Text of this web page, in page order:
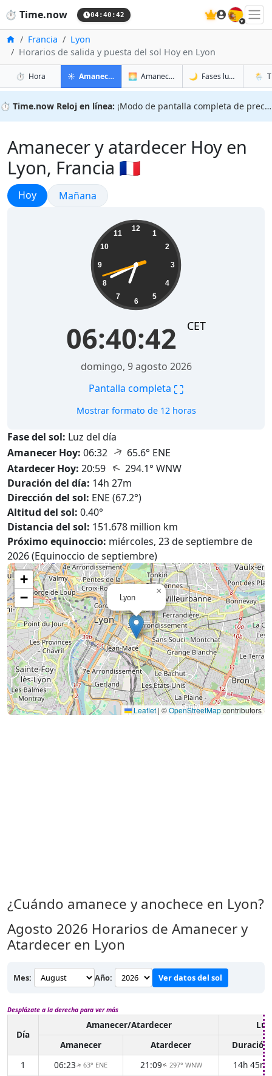
⏱️ Time.now 04:40:43 🇪🇸
InicioFrancia
Lyon
Horarios de salida y puesta del sol Hoy en Lyon
⏱️ Horaen Lyon☀️ Amanecer y atardecer en Lyon
🌅 Amanecer y atardecer mañana en Lyon
🌙 Fases lunares en🌦️
⏱️ Time.now Reloj en línea: ¡Modo de pantalla completa de precisión!
Amanecer y atardecer Hoy en
Lyon, Francia 🇫🇷
Amanecer y atardecer
Hoy Amanecer y atardecer
Mañana
12
1
2
3
4
5
6
7
8
9
10
11
06:40:43 CET
domingo, 9 agosto 2026
Pantalla completa ⛶
Mostrar formato de 12 horas
Fase del sol: Luz del día
Amanecer Hoy: 06:32 ↑ 65.6° ENE
Atardecer Hoy: 20:59 ↑ 294.1° WNW
Duración del día: 14h 27m
Dirección del sol: ENE (67.2°)
Altitud del sol: 0.40°
Distancia del sol: 151.678 million km
Próximo equinoccio: miércoles, 23 de septiembre de
2026 (Equinoccio de septiembre)
Lyon
×
+
−
Leaflet | ©OpenStreetMapcontributors
¿Cuándo amanece y anochece en Lyon?
Agosto 2026 Horarios de Amanecer y
Atardecer en Lyon
Mes: Año: Ver datos del sol
Desplázate a la derecha para ver más
Día
Amanecer/Atardecer
Amanecer
Atardecer
Duración
1
06:23↑63° ENE 21:09↑ 297° WNW
14h 45m